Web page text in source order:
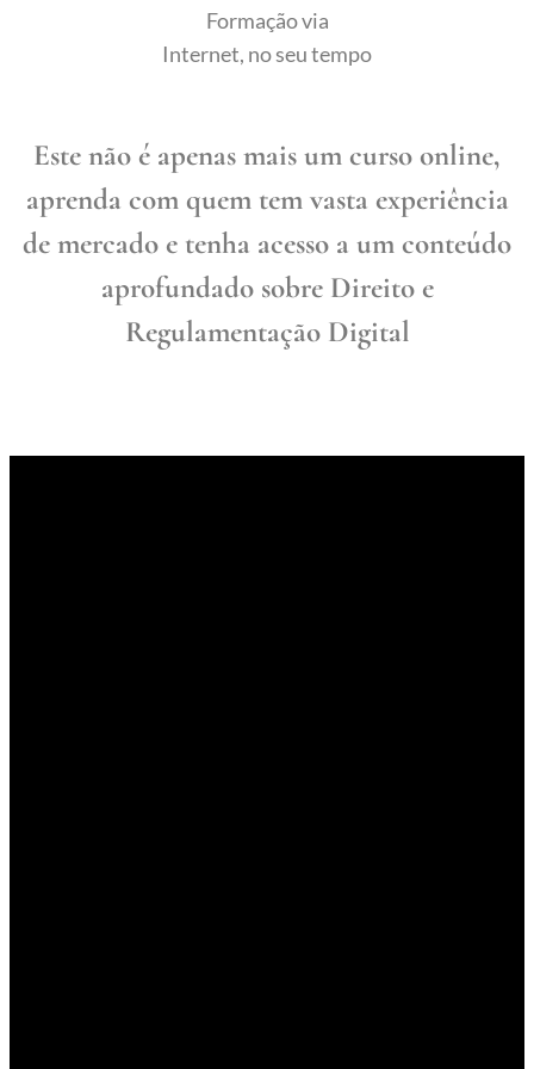
Formação via
Internet, no seu tempo
Este não é apenas mais um curso online,
aprenda com quem tem vasta experiência
de mercado e tenha acesso a um conteúdo
aprofundado sobre Direito e
Regulamentação Digital